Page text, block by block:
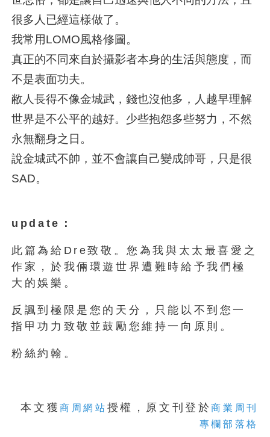
很多人已經這樣做了。
我常用LOMO風格修圖。
真正的不同來自於攝影者本身的生活與態度，而
不是表面功夫。
敝人長得不像金城武，錢也沒他多，人越早理解
世界是不公平的越好。少些抱怨多些努力，不然
永無翻身之日。
說金城武不帥，並不會讓自己變成帥哥，只是很
SAD。
update：
此篇為給Dre致敬。您為我與太太最喜愛之
作家，於我倆環遊世界遭難時給予我們極
大的娛樂。
反諷到極限是您的天分，只能以不到您一
指甲功力致敬並鼓勵您維持一向原則。
粉絲約翰。
本文獲商周網站 授權，原文刊登於商業周刊
專欄部落格